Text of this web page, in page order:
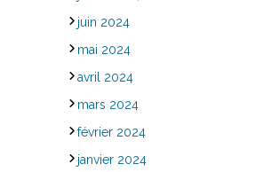
juin 2024
mai 2024
avril 2024
mars 2024
février 2024
janvier 2024